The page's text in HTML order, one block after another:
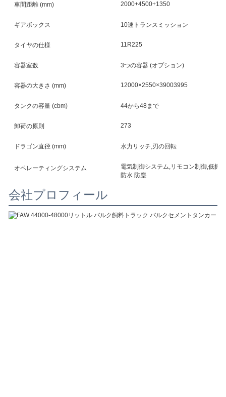
車間距離 (mm) 2000+4500+1350
ギアボックス 10速トランスミッション
タイヤの仕様 11R225
容器室数 3つの容器 (オプション)
容器の大きさ (mm) 12000×2550×39003995
タンクの容量 (cbm) 44から48まで
卸荷の原則 273
ドラゴン直径 (mm) 水力リッチ,刃の回転
オペレーティングシステム
電気制御システム,リモコン制御,低振
防水 防塵
会社プロフィール